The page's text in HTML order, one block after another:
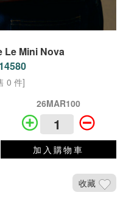
Le Mini Nova
0 件]
26MAR100
加入購物車
收藏